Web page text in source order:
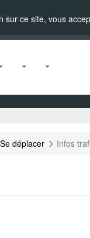
sur ce site, vous
Se déplacer Infos